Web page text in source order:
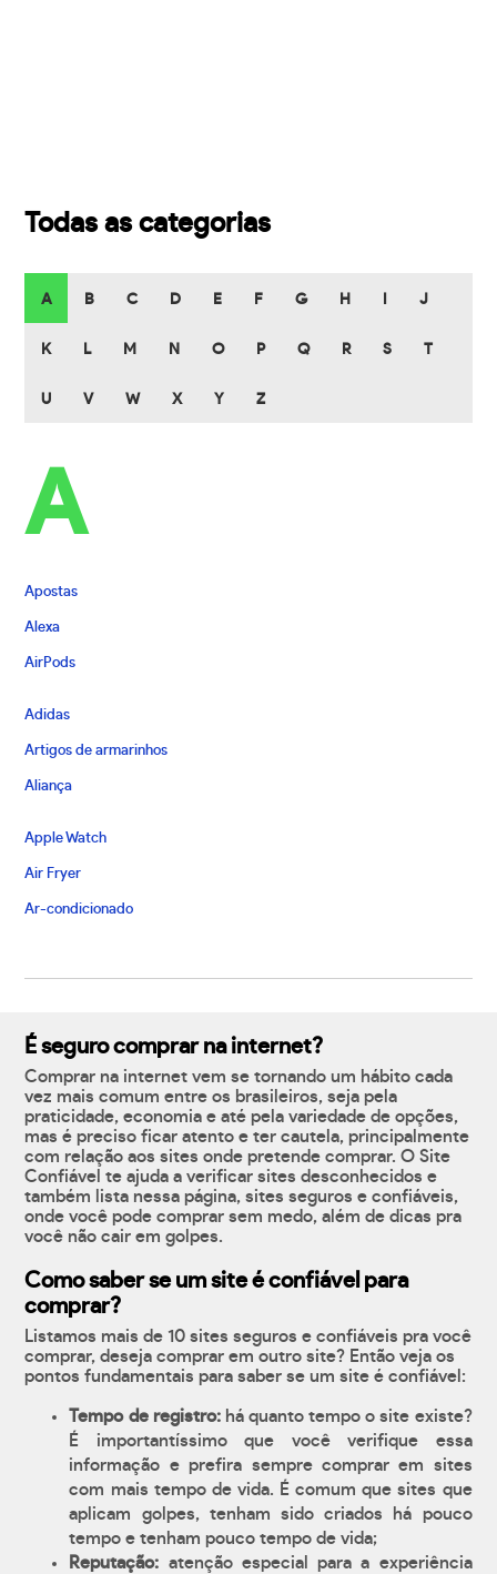
Todas as categorias
A B C D E F G H J
K L M N O P Q R S T
U V W X Y Z
A
Apostas
Alexa
AirPods
Adidas
Artigos de armarinhos
Aliança
Apple Watch
Air Fryer
Ar-condicionado
É seguro comprar na internet?
Comprar na internet vem se tornando um hábito cada
vez mais comum entre os brasileiros, seja pela
praticidade, economia e até pela variedade de opções,
mas é preciso ficar atento e ter cautela, principalmente
com relação aos sites onde pretende comprar. O Site
Confiável te ajuda a verificar sites desconhecidos e
também lista nessa página, sites seguros e confiáveis,
onde você pode comprar sem medo, além de dicas pra
você não cair em golpes.
Como saber se um site é confiável para
comprar?
Listamos mais de 10 sites seguros e confiáveis pra você
comprar, deseja comprar em outro site? Então veja os
pontos fundamentais para saber se um site é confiável:
Tempo de registro:há quanto tempo o site existe?
É importantíssimo que você verifique essa
informação e prefira sempre comprar em sites
com mais tempo de vida. É comum que sites que
aplicam golpes, tenham sido criados há pouco
tempo e tenham pouco tempo de vida;
Reputação: atenção especial para a experiência